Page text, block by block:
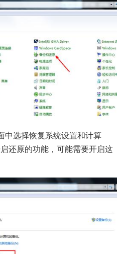
选择恢复系统设置和计算
还原的功能，可能需要开启这